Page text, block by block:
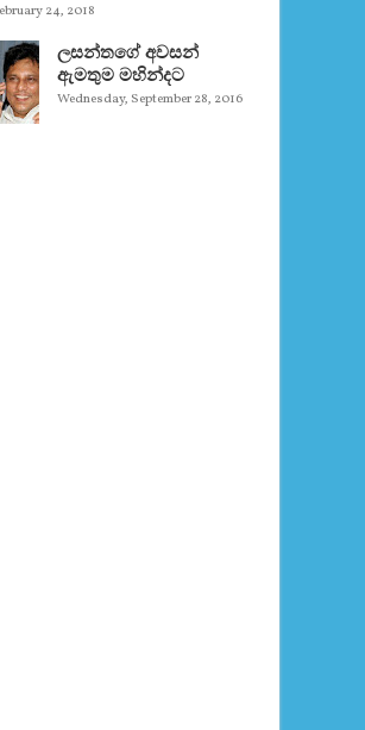
24, 2018
ලසන්තගේ අවසන්
ඇමතුම මහින්දට
Wednesday, September 28, 2016